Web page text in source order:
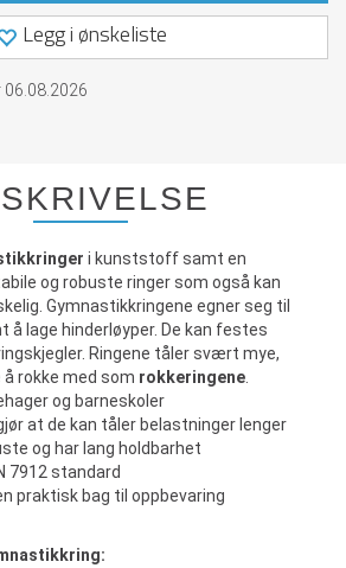
Legg i ønskeliste
06.08.2026
i kunststoff samt en
og robuste ringer som også kan
Gymnastikkringene egner seg til
å lage hinderløyper. De kan festes
Ringene tåler svært mye,
å rokke med som rokkeringene
og barneskoler
at de kan tåler belastninger lenger
og har lang holdbarhet
7912 standard
praktisk bag til oppbevaring